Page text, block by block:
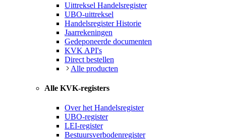
Uittreksel Handelsregister
UBO-uittreksel
Handelsregister Historie
Jaarrekeningen
Gedeponeerde documenten
KVK API's
Direct bestellen
Alle producten
Alle KVK-registers
Over het Handelsregister
UBO-register
LEI-register
Bestuursverbodenregister